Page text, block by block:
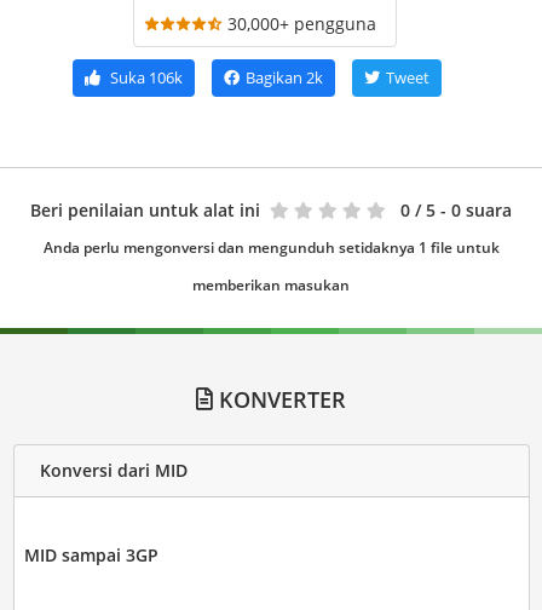
30,000+ pengguna
Suka106k Bagikan 2k Tweet
Beri penilaian untuk alat ini 0 / 5 - 0 suara
Anda perlu mengonversi dan mengunduh setidaknya 1 file untuk
memberikan masukan
KONVERTER
Konversi dari MID
MID sampai 3GP